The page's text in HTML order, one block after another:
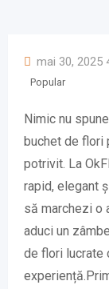
mai 30, 2025
Popular
Nimic nu
buchet de flori
potrivit. La
rapid, elegant
să marchezi o
aduci un
de flori lucrate